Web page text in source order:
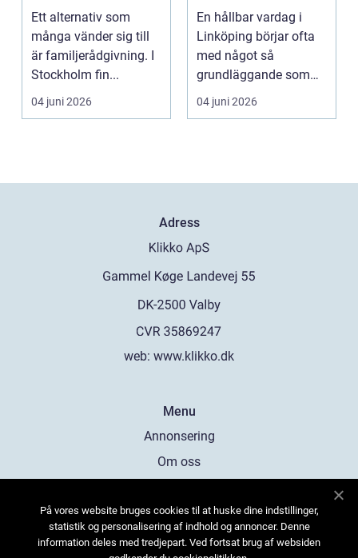
relationer
Ett alternativ som
många vänder sig till
är familjerådgivning. I
Stockholm fin...
04 juni 2026
i praktiken
En hållbar vardag i
Linköping börjar ofta
med något så
grundläggande som
hur sopor hanteras.
För mån...
04 juni 2026
Adress
web: www.klikko.dk
Menu
Annonsering
Om oss
Kontakta oss
Sitemap
På vores website bruges cookies til at huske dine indstillinger,
statistik og personalisering af indhold og annoncer. Denne
information deles med tredjepart. Ved fortsat brug af websiden